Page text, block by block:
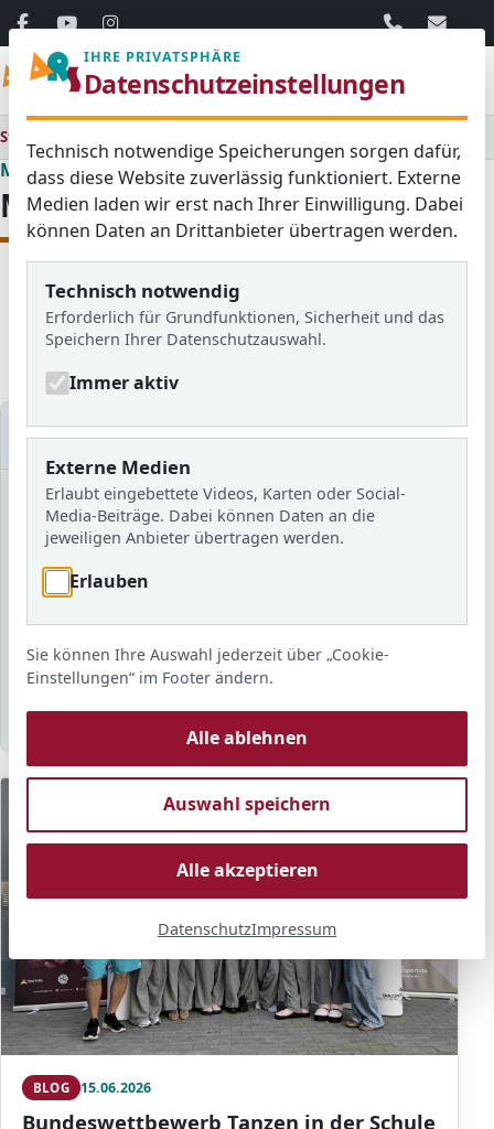
06103 / 30
Startseite
Medienraum
Medienraum
Alle Aktuelles
Bildergalerien
Schulzeitung
Medien filtern
Schuljahr
Schlagwort
Sortierung Anzahl
BLOG 15.06.2026
Bundeswettbewerb Tanzen in der Schule
IHRE PRIVATSPHÄRE
Datenschutzeinstellungen
Technisch notwendige Speicherungen sorgen dafür,
dass diese Website zuverlässig funktioniert. Externe
Medien laden wir erst nach Ihrer Einwilligung. Dabei
können Daten an Drittanbieter übertragen werden.
Technisch notwendig
Erforderlich für Grundfunktionen, Sicherheit und das
Speichern Ihrer Datenschutzauswahl.
Immer aktiv
Externe Medien
Erlaubt eingebettete Videos, Karten oder Social-
Media-Beiträge. Dabei können Daten an die
jeweiligen Anbieter übertragen werden.
Erlauben
Sie können Ihre Auswahl jederzeit über „Cookie-
Einstellungen“ im Footer ändern.
Alle ablehnen
Auswahl speichern
Alle akzeptieren
DatenschutzImpressum